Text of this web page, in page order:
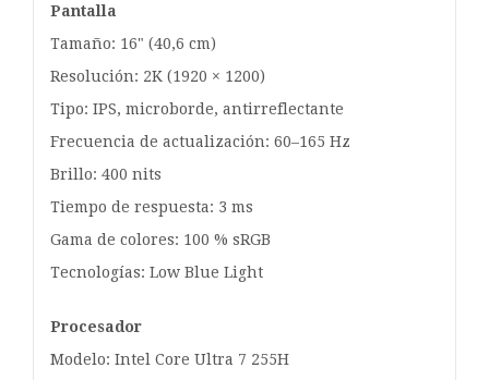
Pantalla
Tamaño: 16" (40,6 cm)
Resolución: 2K (1920 × 1200)
Tipo: IPS, microborde, antirreflectante
Frecuencia de actualización: 60–165 Hz
Brillo: 400 nits
Tiempo de respuesta: 3 ms
Gama de colores: 100 % sRGB
Tecnologías: Low Blue Light
Procesador
Modelo: Intel Core Ultra 7 255H